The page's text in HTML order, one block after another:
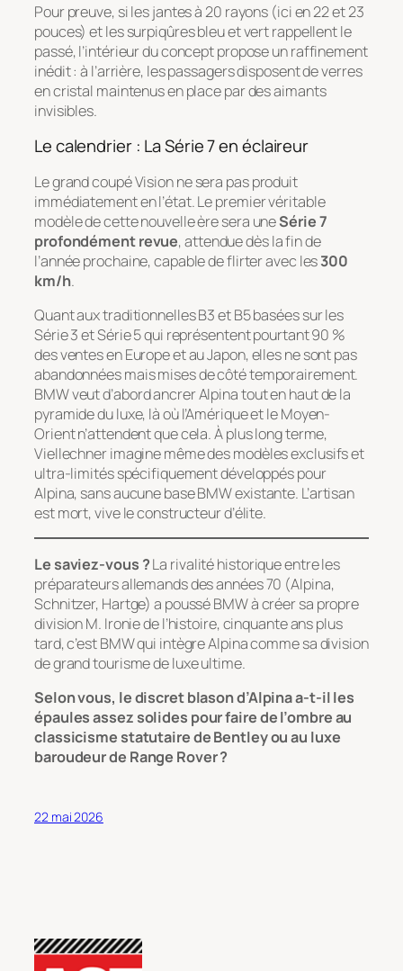
Pour preuve, si les jantes à 20 rayons (ici en 22 et 23
pouces) et les surpiqûres bleu et vert rappellent le
passé, l’intérieur du concept propose un raffinement
inédit : à l’arrière, les passagers disposent de verres
en cristal maintenus en place par des aimants
invisibles.
Le calendrier : La Série 7 en éclaireur
Le grand coupéVisionne sera pas produit
immédiatement en l’état. Le premier véritable
modèle de cette nouvelle ère sera uneSérie 7
profondément revue, attendue dès la fin de
l’année prochaine, capable de flirter avec les300
km/h.
Quant aux traditionnelles B3 et B5 basées sur les
Série 3 et Série 5 qui représentent pourtant 90 %
des ventes en Europe et au Japon, elles ne sont pas
abandonnées mais mises de côté temporairement.
BMW veut d’abord ancrer Alpina tout en haut de la
pyramide du luxe, là où l’Amérique et le Moyen-
Orient n’attendent que cela. À plus long terme,
Viellechner imagine même des modèles exclusifs et
ultra-limités spécifiquement développés pour
Alpina, sans aucune base BMW existante. L’artisan
est mort, vive le constructeur d’élite.
Le saviez-vous ?La rivalité historique entre les
préparateurs allemands des années 70 (Alpina,
Schnitzer, Hartge) a poussé BMW à créer sa propre
division M. Ironie de l’histoire, cinquante ans plus
tard, c’est BMW qui intègre Alpina comme sa division
de grand tourisme de luxe ultime.
Selon vous, le discret blason d’Alpina a-t-il les
épaules assez solides pour faire de l’ombre au
classicisme statutaire de Bentley ou au luxe
baroudeur de Range Rover ?
22 mai 2026